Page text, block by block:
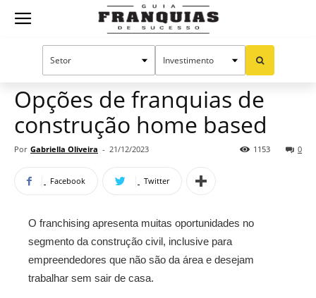
Guia
Oportunidades e tendências
Opções de franquias de
construção home based
Por Gabriella Oliveira - 21/12/2023 0
1153
Facebook Twitter
O franchising apresenta muitas oportunidades no
segmento da construção civil, inclusive para
empreendedores que não são da área e desejam
trabalhar sem sair de casa.